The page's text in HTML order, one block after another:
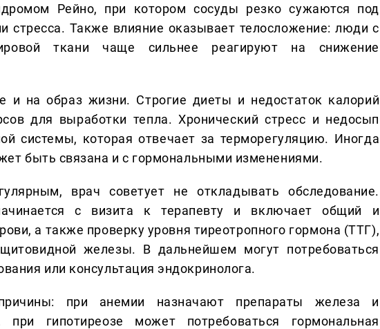
Рейно, при котором сосуды резко сужаются под
стресса. Также влияние оказывает телосложение: люди с
ткани чаще сильнее реагируют на снижение
и на образ жизни. Строгие диеты и недостаток калорий
для выработки тепла. Хронический стресс и недосып
системы, которая отвечает за терморегуляцию. Иногда
быть связана и с гормональными изменениями.
врач советует не откладывать обследование.
с визита к терапевту и включает общий и
а также проверку уровня тиреотропного гормона (ТТГ),
железы. В дальнейшем могут потребоваться
или консультация эндокринолога.
при анемии назначают препараты железа и
при гипотиреозе может потребоваться гормональная